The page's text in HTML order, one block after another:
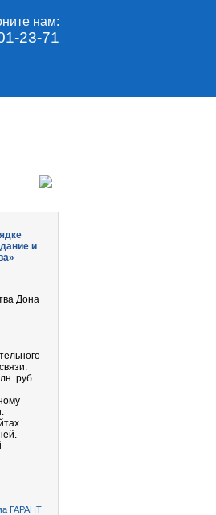
нам:
23-71
и
Дона
руб.
ГАРАНТ